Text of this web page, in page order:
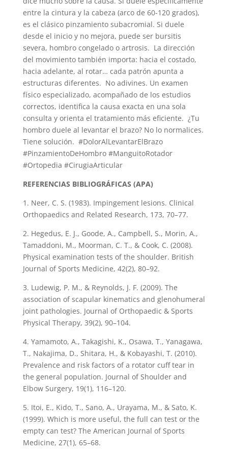
entre la cintura y la cabeza (arco de 60-120 grados),
es el clásico pinzamiento subacromial. Si duele
desde el inicio y no mejora, puede ser bursitis
severa, hombro congelado o artrosis. La dirección
del movimiento también importa: hacia el costado,
hacia adelante, al rotar… cada patrón apunta a
estructuras diferentes. No adivines. Un examen
físico especializado, acompañado de los estudios
correctos, identifica la causa exacta en una sola
consulta y orienta el tratamiento más eficiente. ¿Tu
hombro duele al levantar el brazo? No lo normalices.
Tiene solución. #DolorAlLevantarElBrazo
#PinzamientoDeHombro #ManguitoRotador
#Ortopedia #CirugiaArticular
REFERENCIAS BIBLIOGRÁFICAS (APA)
1. Neer, C. S. (1983). Impingement lesions. Clinical
Orthopaedics and Related Research, 173, 70–77.
2. Hegedus, E. J., Goode, A., Campbell, S., Morin, A.,
Tamaddoni, M., Moorman, C. T., & Cook, C. (2008).
Physical examination tests of the shoulder. British
Journal of Sports Medicine, 42(2), 80–92.
3. Ludewig, P. M., & Reynolds, J. F. (2009). The
association of scapular kinematics and glenohumeral
joint pathologies. Journal of Orthopaedic & Sports
Physical Therapy, 39(2), 90–104.
4. Yamamoto, A., Takagishi, K., Osawa, T., Yanagawa,
T., Nakajima, D., Shitara, H., & Kobayashi, T. (2010).
Prevalence and risk factors of a rotator cuff tear in
the general population. Journal of Shoulder and
Elbow Surgery, 19(1), 116–120.
5. Itoi, E., Kido, T., Sano, A., Urayama, M., & Sato, K.
(1999). Which is more useful, the full can test or the
empty can test? The American Journal of Sports
Medicine, 27(1), 65–68.